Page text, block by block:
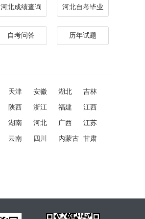
河北成绩查询 河北自考毕业
自考问答 历年试题
天津 安徽 湖北 吉林
陕西 浙江 福建 江西
湖南 河北 广西 江苏
云南 四川 内蒙古 甘肃